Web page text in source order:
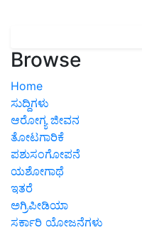
Browse
Home
ಸುದ್ದಿಗಳು
ಆರೋಗ್ಯ ಜೀವನ
ತೋಟಗಾರಿಕೆ
ಪಶುಸಂಗೋಪನೆ
ಯಶೋಗಾಥೆ
ಇತರೆ
ಅಗ್ರಿಪೀಡಿಯಾ
ಸರ್ಕಾರಿ ಯೋಜನೆಗಳು